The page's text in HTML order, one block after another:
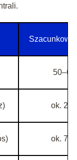
50–60
ok.
ok.